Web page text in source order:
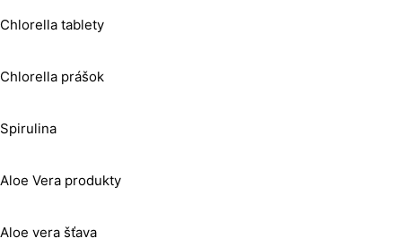
Chlorella tablety
Chlorella prášok
Spirulina
Aloe Vera produkty
Aloe vera šťava